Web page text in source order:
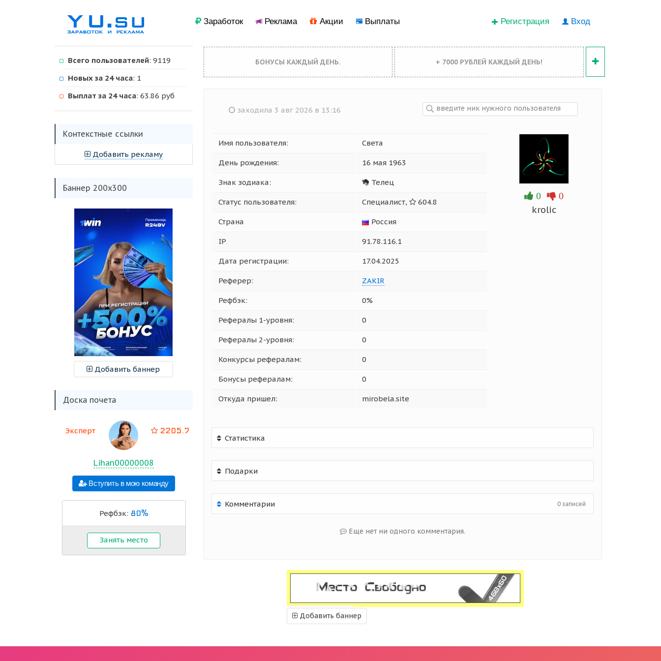
Заработок Реклама Акции Выплаты Вход
Регистрация
БОНУСЫ КАЖДЫЙ ДЕНЬ. + 7000 РУБЛЕЙ КАЖДЫЙ ДЕНЬ!
заходила 3 авг 2026 в 13:16
0 0
krolic
Имя пользователя: Света
День рождения: 16 мая 1963
Знак зодиака: Телец
Статус пользователя: Специалист, 604.8
Страна Россия
IP 91.78.116.1
Дата регистрации: 17.04.2025
Реферер: ZAKIR
Рефбэк: 0%
Рефералы 1-уровня: 0
Рефералы 2-уровня: 0
Конкурсы рефералам: 0
Бонусы рефералам: 0
Откуда пришел: mirobela.site
Статистика
Подарки
Комментарии 0 записей
Еще нет ни одного комментария.
Добавить баннер
Всего пользователей: 9119
Новых за 24 часа: 1
Выплат за 24 часа: 63.86 руб
Kонтекстные ссылки
Добавить рекламу
Баннер 200х300
Добавить баннер
Доска почета
Эксперт 2205.7
Lihan00000008
Вступить в мою команду
Рефбэк: 80%
Занять место